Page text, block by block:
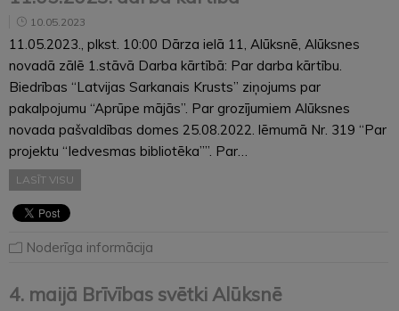
10.05.2023
11.05.2023., plkst. 10:00 Dārza ielā 11, Alūksnē, Alūksnes
novadā zālē 1.stāvā Darba kārtībā: Par darba kārtību.
Biedrības “Latvijas Sarkanais Krusts” ziņojums par
pakalpojumu “Aprūpe mājās”. Par grozījumiem Alūksnes
novada pašvaldības domes 25.08.2022. lēmumā Nr. 319 “Par
projektu “Iedvesmas bibliotēka””. Par…
LASĪT VISU
Noderīga informācija
4. maijā Brīvības svētki Alūksnē